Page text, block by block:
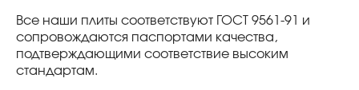
Все наши плиты соответствуют ГОСТ 9561-91 и
сопровождаются паспортами качества,
подтверждающими соответствие высоким
стандартам.